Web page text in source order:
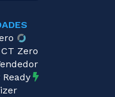
Zero